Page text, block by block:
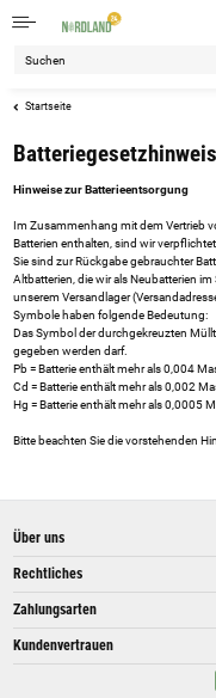
Startseite
Hinweise zur Batterieentsorgung
Im Zusammenhang mit dem Vertrieb
Batterien enthalten, sind wir
Sie sind zur Rückgabe gebrauchter
Altbatterien, die wir als Neubatterien
unserem Versandlager
Symbole haben folgende Bedeutung:
Das Symbol der durchgekreuzten
gegeben werden darf.
Pb = Batterie enthält mehr als 0,004
Cd = Batterie enthält mehr als 0,002
Hg = Batterie enthält mehr als 0,0005
Bitte beachten Sie die vorstehenden
Über uns
Rechtliches
Zahlungsarten
Kundenvertrauen